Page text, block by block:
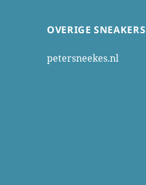
OVERIGE SNEAKERS
petersneekes.nl